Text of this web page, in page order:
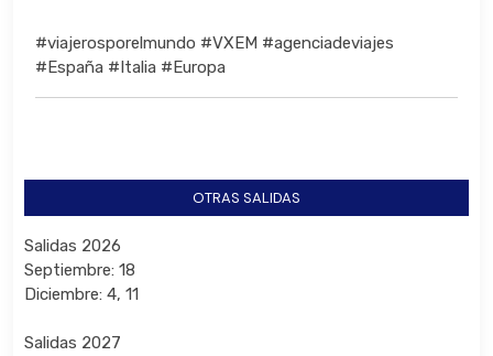
#viajerosporelmundo #VXEM #agenciadeviajes
#España #Italia #Europa
OTRAS SALIDAS
Salidas 2026
Septiembre: 18
Diciembre: 4, 11
Salidas 2027